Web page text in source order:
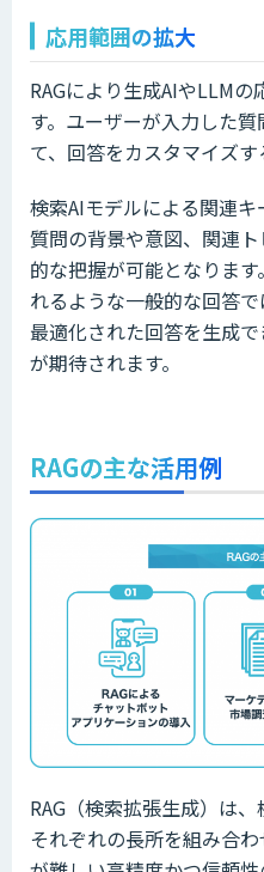
応用範囲の拡大
RAGにより生成AIやLLM
す。ユーザーが入力した
て、回答をカスタマイズす
検索AIモデルによる関連キ
質問の背景や意図、関連
的な把握が可能となりま
れるような一般的な回答
最適化された回答を生成
が期待されます。
RAGの主な活用例
RAG（検索拡張生成）は
それぞれの長所を組み合